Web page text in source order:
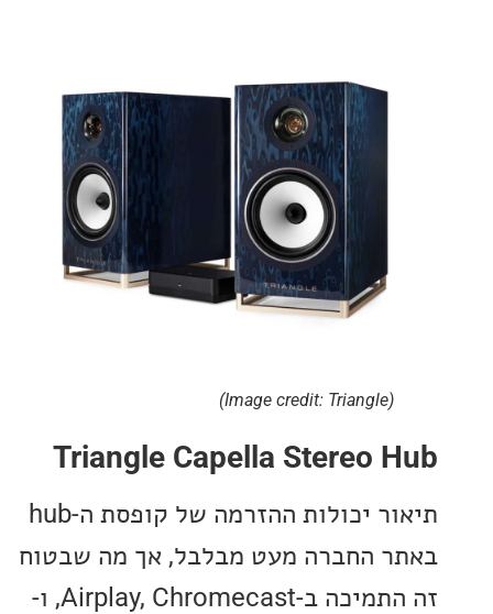
Triangle Capella Stereo
תיאור יכולות ההזרמה של קופסת ה-hub
החברה מעט מבלבל, אך מה שבטוח
זה התמיכה ב-Airplay, Chromecast, ו-